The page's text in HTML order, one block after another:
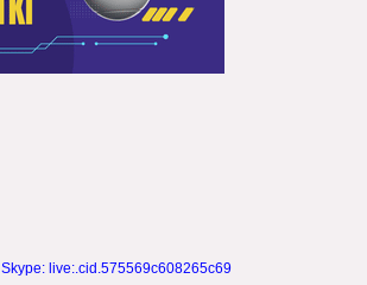
Skype: live:.cid.575569c608265c69